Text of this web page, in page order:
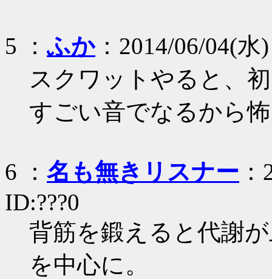
5 ：ふか：2014/06/04(水
スクワットやると、
すごい音でなるから
6 ： 名も無きリスナー
ID:???0
背筋を鍛えると代謝
を中心に。